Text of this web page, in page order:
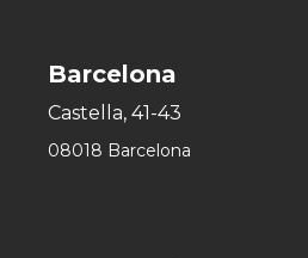
Barcelona
Castella, 41-43
08018 Barcelona